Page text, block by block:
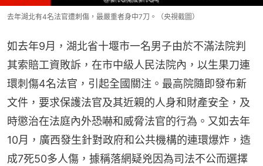
去年湖北有4名法官遭刺傷，最嚴重者身中7刀。（央視截圖）
如去年9月，湖北省十堰市一名男子由於不滿法院判
其索賠工資敗訴，在市中級人民法院內，以生果刀連
環刺傷4名法官，引起全國關注。最高院隨即發布新
文件，要求保護法官及其近親的人身和財產安全，及
時懲治在法庭內外恐嚇和威脅法官的行為。又如去年
10月，廣西發生針對政府和公共機構的連環爆炸，造
成7死50多人傷，據稱落網疑兇因為司法不公而選擇